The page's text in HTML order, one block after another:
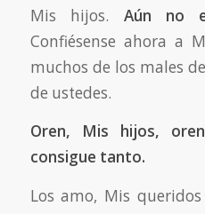
Mis hijos. Aún no
Confiésense ahora a
muchos de los males
de ustedes.
Oren, Mis hijos,
consigue tanto.
Los amo, Mis